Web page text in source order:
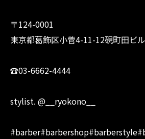
〒124-0001
東京都葛飾区小菅4-11-12硯町田ビ
☎︎03-6662-4444
stylist. @__ryokono__